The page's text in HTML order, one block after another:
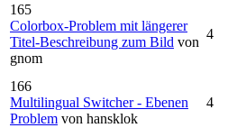
165
Colorbox-Problem mit längerer
Titel-Beschreibung zum Bild von
gnom
4
166
Multilingual Switcher - Ebenen
Problem von hansklok
4